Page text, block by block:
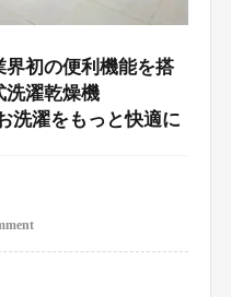
初の便利機能を搭
洗濯乾燥機
洗濯をもっと快適に